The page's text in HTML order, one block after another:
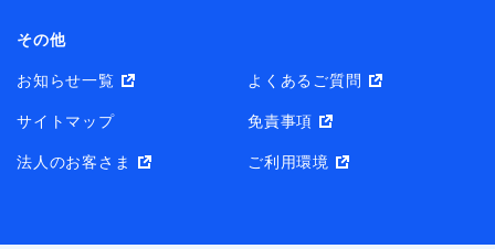
その他
お知らせ一覧 よくあるご質問
サイトマップ 免責事項
法人のお客さま ご利用環境